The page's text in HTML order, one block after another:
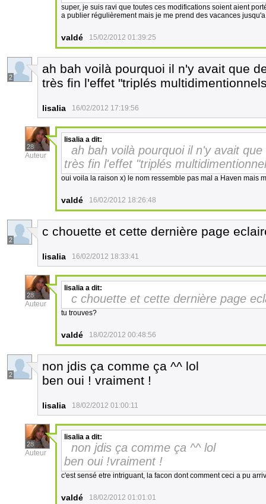
super, je suis ravi que toutes ces modifications soient aient
a publier régulièrement mais je me prend des vacances
valdé 15/02/2012 01:39:25
2
ah bah voilà pourquoi il n'y avait que
très fin l'effet "triplés
lisalia 16/02/2012 17:19:56
28
Auteur
lisalia a dit:
ah bah voilà pourquoi il n'y avait
très fin l'effet "triplés
oui voila la raison x) le nom ressemble pas mal a Haven mais
valdé 16/02/2012 18:26:48
2
c chouette et cette dernière page
lisalia 16/02/2012 18:33:41
28
Auteur
lisalia a dit:
c chouette et cette dernière page
tu trouves?
valdé 18/02/2012 00:48:56
2
non jdis ça comme ça ^^ lol
ben oui ! vraiment !
lisalia 18/02/2012 01:00:11
28
Auteur
lisalia a dit:
non jdis ça comme ça ^^ lol
ben oui !vraiment !
c'est sensé etre intriguant, la facon dont comment ceci a pu
valdé 18/02/2012 01:01:01